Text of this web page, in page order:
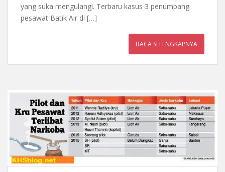
yang suka mengulangi. Terbaru kasus 3 penumpang
pesawat Batik Air di […]
BACA SELENGKAPNYA